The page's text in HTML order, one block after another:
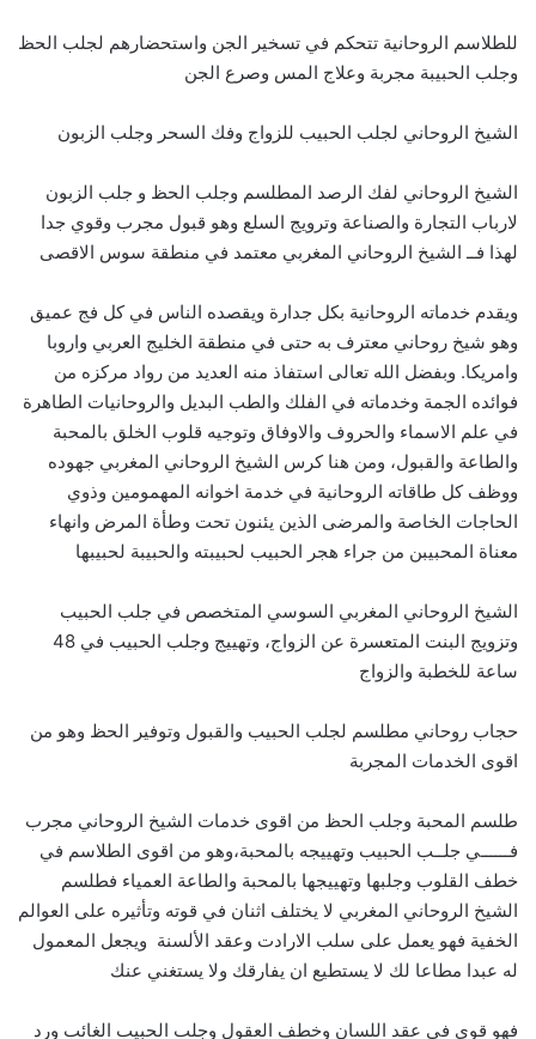
للطلاسم الروحانية تتحكم في تسخير الجن واستحضارهم لجلب الحظ
وجلب الحبيبة مجربة وعلاج المس وصرع الجن
الشيخ الروحاني لجلب الحبيب للزواج وفك السحر وجلب الزبون
الشيخ الروحاني لفك الرصد المطلسم وجلب الحظ و جلب الزبون
لارباب التجارة والصناعة وترويج السلع وهو قبول مجرب وقوي جدا
لهذا فــ الشيخ الروحاني المغربي معتمد في منطقة سوس الاقصى
ويقدم خدماته الروحانية بكل جدارة ويقصده الناس في كل فج عميق
وهو شيخ روحاني معترف به حتى في منطقة الخليج العربي واروبا
وامريكا. وبفضل الله تعالى استفاذ منه العديد من رواد مركزه من
فوائده الجمة وخدماته في الفلك والطب البديل والروحانيات الطاهرة
في علم الاسماء والحروف والاوفاق وتوجيه قلوب الخلق بالمحبة
والطاعة والقبول، ومن هنا كرس الشيخ الروحاني المغربي جهوده
ووظف كل طاقاته الروحانية في خدمة اخوانه المهمومين وذوي
الحاجات الخاصة والمرضى الذين يئنون تحت وطأة المرض وانهاء
معناة المحبيبن من جراء هجر الحبيب لحبيبته والحبيبة لحبيبها
الشيخ الروحاني المغربي السوسي المتخصص في جلب الحبيب
وتزويج البنت المتعسرة عن الزواج، وتهييج وجلب الحبيب في 48
ساعة للخطبة والزواج
حجاب روحاني مطلسم لجلب الحبيب والقبول وتوفير الحظ وهو من
اقوى الخدمات المجربة
طلسم المحبة وجلب الحظ من اقوى خدمات الشيخ الروحاني مجرب
فــــــي جلــب الحبيب وتهييجه بالمحبة،وهو من اقوى الطلاسم في
خطف القلوب وجلبها وتهييجها بالمحبة والطاعة العمياء فطلسم
الشيخ الروحاني المغربي لا يختلف اثنان في قوته وتأثيره على العوالم
الخفية فهو يعمل على سلب الارادت وعقد الألسنة ويجعل المعمول
له عبدا مطاعا لك لا يستطيع ان يفارقك ولا يستغني عنك
فهو قوي في عقد اللسان وخطف العقول وجلب الحبيب الغائب ورد